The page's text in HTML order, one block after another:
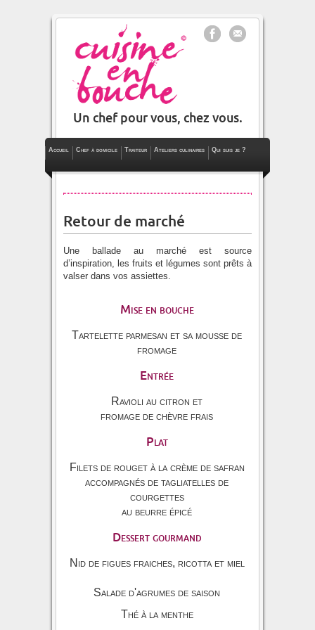
Un chef pour vous, chez vous.
Accueil Chef à domicile Traiteur Ateliers culinaires Qui suis je ?
Le blog
Retour de marché
Une ballade au marché est source
d’inspiration, les fruits et légumes sont prêts à
valser dans vos assiettes.
Mise en bouche
Tartelette parmesan et sa mousse de
fromage
Entrée
Ravioli au citron et
fromage de chèvre frais
Plat
Filets de rouget à la crème de safran
accompagnés de tagliatelles de
courgettes
au beurre épicé
Dessert gourmand
Nid de figues fraiches, ricotta et miel
Salade d'agrumes de saison
Thé à la menthe